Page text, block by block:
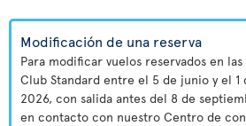
Modificación de una reserva
Para modificar vuelos reservados en
Club Standard entre el 5 de junio y el
2026, con salida antes del 8 de
en contacto con nuestro Centro de